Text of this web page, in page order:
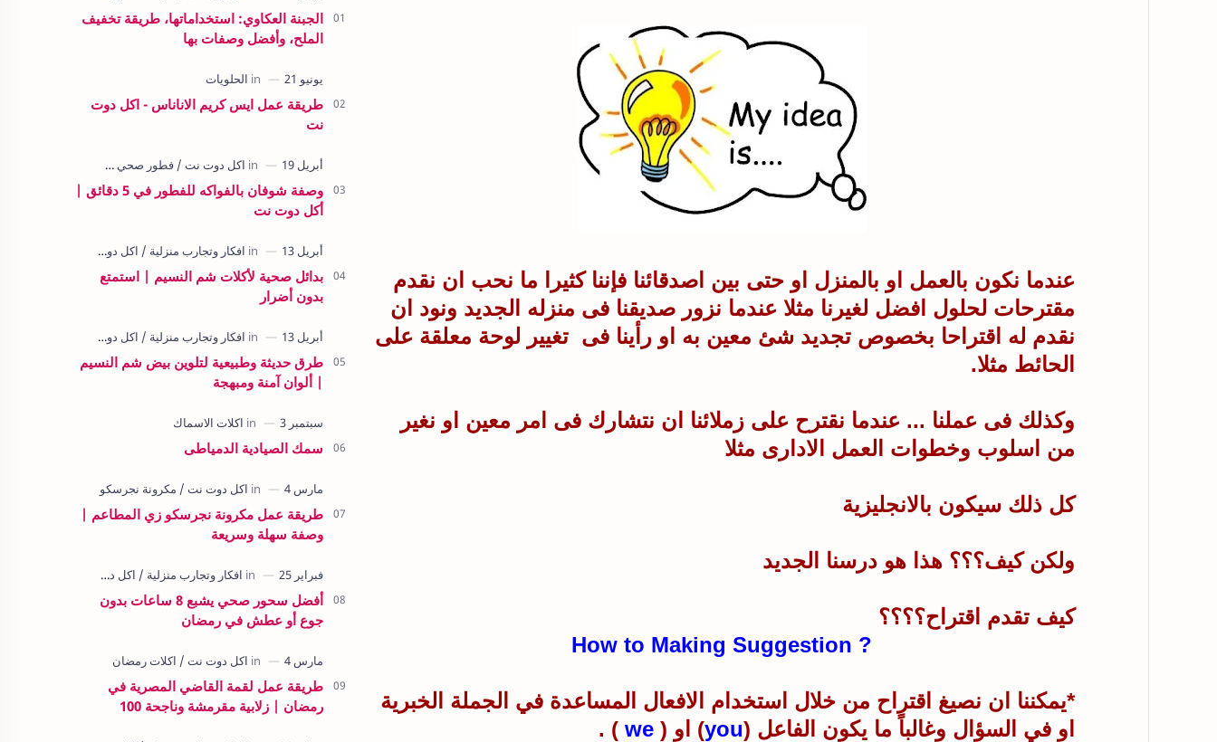
عندما نكون بالعمل او بالمنزل او حتى بين اصدقائنا فإننا كثيرا ما نحب ان نقدم
مقترحات لحلول افضل لغيرنا مثلا عندما نزور صديقنا فى منزله الجديد ونود ان
نقدم له اقتراحا بخصوص تجديد شئ معين به او رأينا فى تغيير لوحة معلقة على
الحائط مثلا.
وكذلك فى عملنا ... عندما نقترح على زملائنا ان نتشارك فى امر معين او نغير
من اسلوب وخطوات العمل الادارى مثلا
كل ذلك سيكون بالانجليزية
ولكن كيف؟؟؟ هذا هو درسنا الجديد
كيف تقدم اقتراح؟؟؟؟
?
*يمكننا ان نصيغ اقتراح من خلال استخدام الافعال المساعدة في الجملة الخبرية
او في السؤال وغالباً ما يكون الفاعل (you) او ( we
) .
الجبنة العكاوي: استخداماتها، طريقة تخفيف
الملح، وأفضل وصفات بها
طريقة عمل ايس كريم الاناناس - اكل دوت
نت
وصفة شوفان بالفواكه للفطور في 5 دقائق |
أكل دوت نت
بدائل صحية لأكلات شم النسيم | استمتع
بدون أضرار
طرق حديثة وطبيعية لتلوين بيض شم النسيم
| ألوان آمنة ومبهجة
سمك الصيادية الدمياطى
طريقة عمل مكرونة نجرسكو زي المطاعم |
وصفة سهلة وسريعة
أفضل سحور صحي يشبع 8 ساعات بدون
جوع أو عطش في رمضان
طريقة عمل لقمة القاضي المصرية في
رمضان | زلابية مقرمشة وناجحة 100